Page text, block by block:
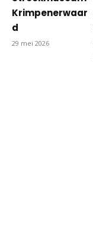
Krimpenerwaar
d
29 mei 2026